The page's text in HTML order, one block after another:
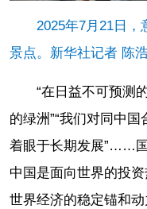
2025年7月21日，
景点。新华社记者 陈
“在日益不可预测
的绿洲”“我们对同中
着眼于长期发展”……
中国是面向世界的投
世界经济的稳定锚和动